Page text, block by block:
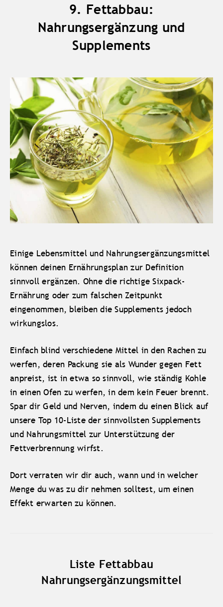
9. Fettabbau:
Nahrungsergänzung und
Supplements
Einige Lebensmittel und Nahrungsergänzungsmittel
können deinen Ernährungsplan zur Definition
sinnvoll ergänzen. Ohne die richtige Sixpack-
Ernährung oder zum falschen Zeitpunkt
eingenommen, bleiben die Supplements jedoch
wirkungslos.
Einfach blind verschiedene Mittel in den Rachen zu
werfen, deren Packung sie als Wunder gegen Fett
anpreist, ist in etwa so sinnvoll, wie ständig Kohle
in einen Ofen zu werfen, in dem kein Feuer brennt.
Spar dir Geld und Nerven, indem du einen Blick auf
unsere Top 10-Liste der sinnvollsten Supplements
und Nahrungsmittel zur Unterstützung der
Fettverbrennung wirfst.
Dort verraten wir dir auch, wann und in welcher
Menge du was zu dir nehmen solltest, um einen
Effekt erwarten zu können.
Liste Fettabbau
Nahrungsergänzungsmittel